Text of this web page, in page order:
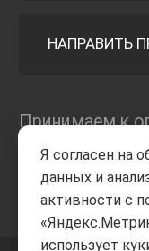
НАПРАВИТЬ
Принимаем к
Я согласен на
данных и
активности с
использует